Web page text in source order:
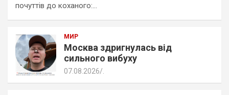
почуттів до коханого:…
МИР
Москва здригнулась від
сильного вибуху
07.08.2026